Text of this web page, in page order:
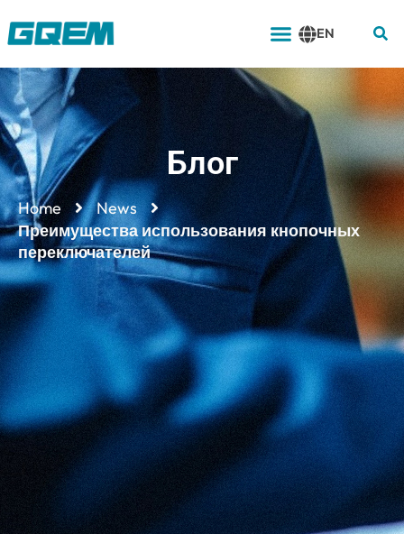
Меню
EN
Блог
Home
News
Преимущества использования кнопочных
переключателей